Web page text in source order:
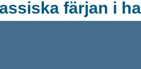
färjan i